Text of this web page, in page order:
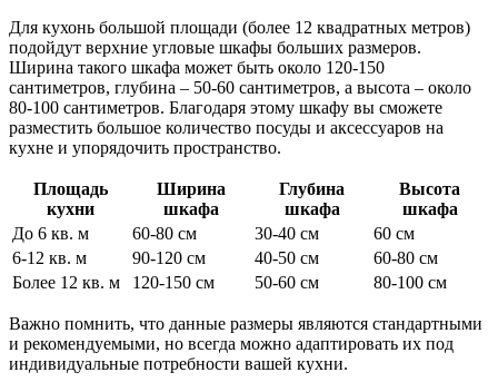
Для кухонь большой площади (более 12 квадратных метров)
подойдут верхние угловые шкафы больших размеров.
Ширина такого шкафа может быть около 120-150
сантиметров, глубина – 50-60 сантиметров, а высота – около
80-100 сантиметров. Благодаря этому шкафу вы сможете
разместить большое количество посуды и аксессуаров на
кухне и упорядочить пространство.
Площадь
кухни
Ширина
шкафа
Глубина
шкафа
Высота
шкафа
До 6 кв. м
60-80 см 30-40 см
60 см
6-12 кв. м
90-120 см 40-50 см
60-80 см
Более 12 кв. м
120-150 см 50-60 см 80-100 см
Важно помнить, что данные размеры являются стандартными
и рекомендуемыми, но всегда можно адаптировать их под
индивидуальные потребности вашей кухни.